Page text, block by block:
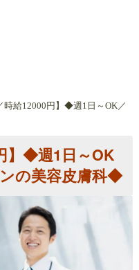
時給12000円】◆週1日～OK／
】◆週1日～OK
の美容皮膚科◆